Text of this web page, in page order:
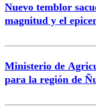
Nuevo temblor
magnitud y el
Ministerio de
para la región de